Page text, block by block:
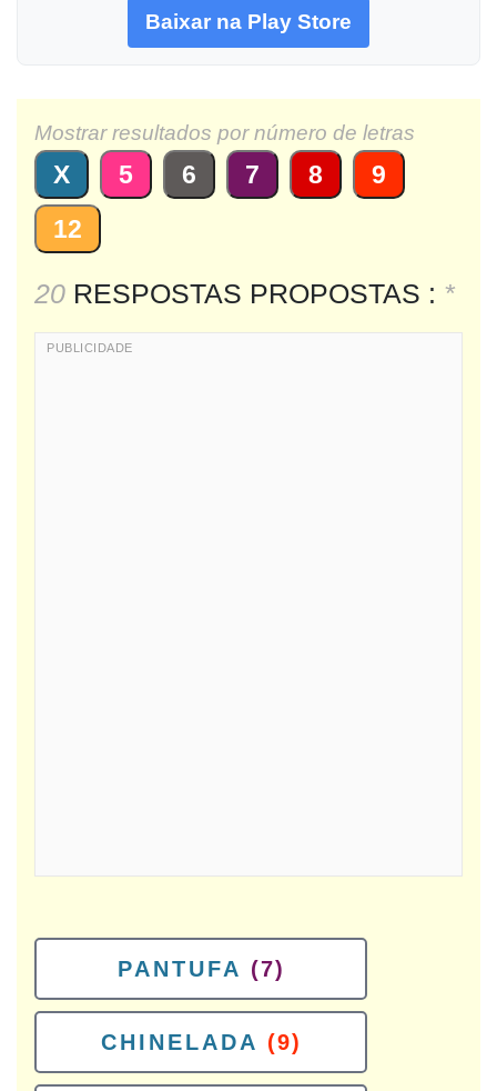
Baixar na Play Store
Mostrar resultados por número de letras
X 5 6 7 8
9
12
20 RESPOSTAS PROPOSTAS : *
PANTUFA (7)
CHINELADA (9)